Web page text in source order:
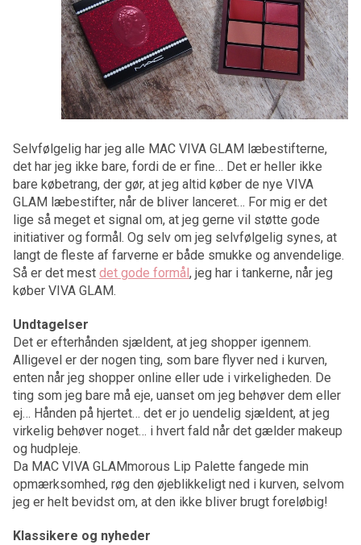
Selvfølgelig har jeg alle MAC VIVA GLAM læbestifterne,
det har jeg ikke bare, fordi de er fine… Det er heller ikke
bare købetrang, der gør, at jeg altid køber de nye VIVA
GLAM læbestifter, når de bliver lanceret… For mig er det
lige så meget et signal om, at jeg gerne vil støtte gode
initiativer og formål. Og selv om jeg selvfølgelig synes, at
langt de fleste af farverne er både smukke og anvendelige.
Så er det mest det gode formål , jeg har i tankerne, når jeg
køber VIVA GLAM.
Undtagelser
Det er efterhånden sjældent, at jeg shopper igennem.
Alligevel er der nogen ting, som bare flyver ned i kurven,
enten når jeg shopper online eller ude i virkeligheden. De
ting som jeg bare må eje, uanset om jeg behøver dem eller
ej… Hånden på hjertet… det er jo uendelig sjældent, at jeg
virkelig behøver noget… i hvert fald når det gælder makeup
og hudpleje.
Da MAC VIVA GLAMmorous Lip Palette fangede min
opmærksomhed, røg den øjeblikkeligt ned i kurven, selvom
jeg er helt bevidst om, at den ikke bliver brugt foreløbig!
Klassikere og nyheder